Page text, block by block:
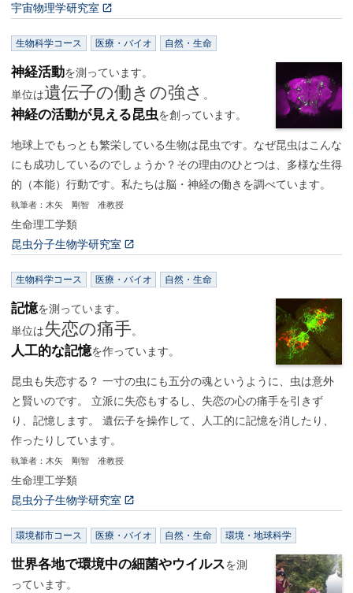
宇宙物理学研究室
生物科学コース 医療・バイオ 自然・生命
神経活動を測っています。
単位は遺伝子の働きの強さ 。
神経の活動が見える昆虫を創っています。
地球上でもっとも繁栄している生物は昆虫です。なぜ昆虫はこんな
にも成功しているのでしょうか？その理由のひとつは、多様な生得
的（本能）行動です。私たちは脳・神経の働きを調べています。
執筆者：木矢 剛智 准教授
生命理工学類
昆虫分子生物学研究室
生物科学コース 医療・バイオ 自然・生命
記憶を測っています。
単位は失恋の痛手。
人工的な記憶を作っています。
昆虫も失恋する？ 一寸の虫にも五分の魂というように、虫は意外
と賢いのです。 立派に失恋もするし、失恋の心の痛手を引きず
り、記憶します。 遺伝子を操作して、人工的に記憶を消したり、
作ったりしています。
執筆者：木矢 剛智 准教授
生命理工学類
昆虫分子生物学研究室
環境都市コース 医療・バイオ 自然・生命 環境・地球科学
世界各地で環境中の細菌やウイルスを測
っています。